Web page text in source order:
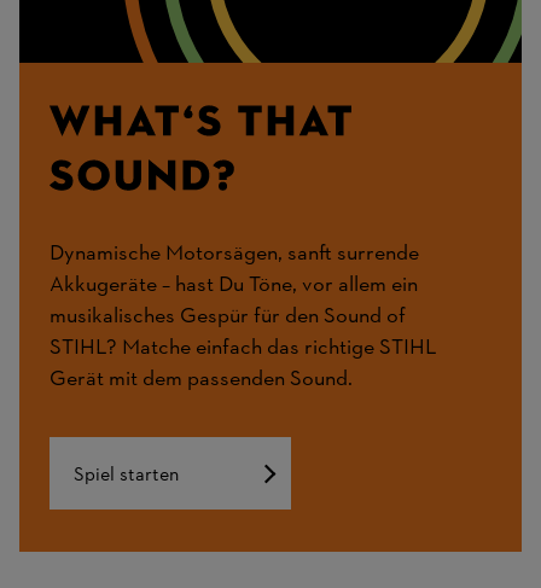
Dynamische Motorsägen, sanft surrende
Akkugeräte – hast Du Töne, vor allem ein
musikalisches Gespür für den Sound of
STIHL? Matche einfach das richtige STIHL
Gerät mit dem passenden Sound.
Spiel starten